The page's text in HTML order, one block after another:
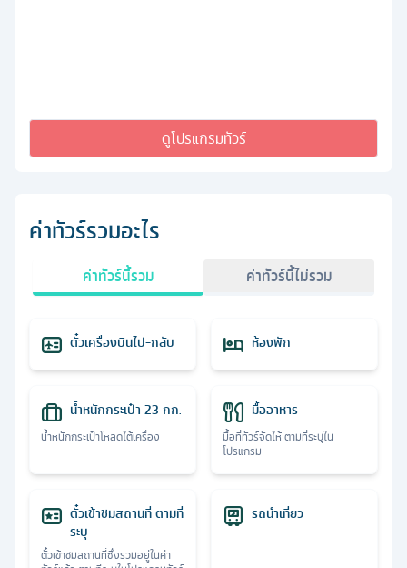
ดูโปรแกรมทัวร์
ค่าทัวร์รวมอะไร
ค่าทัวร์นี้รวม ค่าทัวร์นี้ไม่รวม
ตั๋วเครื่องบินไป-กลับ ห้องพัก
น้ำหนักกระเป๋า 23 กก.
น้ำหนักกระเป๋าโหลดใต้เครื่อง
มื้ออาหาร
มื้อที่ทัวร์จัดให้ ตามที่ระบุใน
โปรแกรม
ตั๋วเข้าชมสถานที่ ตามที่
ระบุ
ตั๋วเข้าชมสถานที่ซึ่งรวมอยู่ในค่า
รถนำเที่ยว